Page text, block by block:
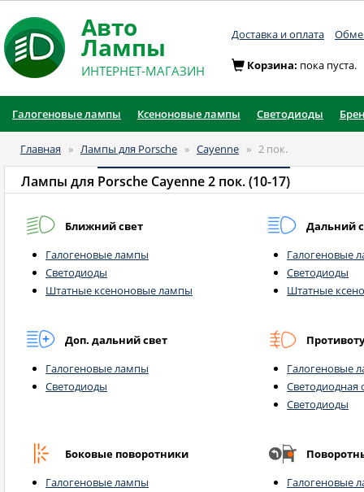
Авто
Лампы
ИНТЕРНЕТ-МАГАЗИН
Доставка и оплата
Корзина: пока пуста.
Галогеновые лампы Ксеноновые лампы Светодиоды
Главная » Лампы для Porsche » Cayenne » 2 пок.
Лампы для Porsche Cayenne 2 пок. (10-17)
Ближний свет
Галогеновые лампы
Светодиоды
Штатные ксеноновые лампы
Дальний
Галогеновые
Светодиоды
Штатные
Доп. дальний свет
Галогеновые лампы
Светодиоды
Галогеновые
Светодиодная
Светодиоды
Боковые поворотники
Галогеновые лампы
Галогеновые